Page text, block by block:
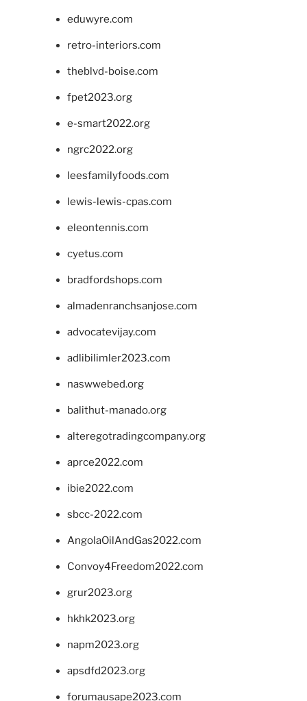
eduwyre.com
retro-interiors.com
theblvd-boise.com
fpet2023.org
e-smart2022.org
ngrc2022.org
leesfamilyfoods.com
lewis-lewis-cpas.com
eleontennis.com
cyetus.com
bradfordshops.com
almadenranchsanjose.com
advocatevijay.com
adlibilimler2023.com
naswwebed.org
balithut-manado.org
alteregotradingcompany.org
aprce2022.com
ibie2022.com
sbcc-2022.com
AngolaOilAndGas2022.com
Convoy4Freedom2022.com
grur2023.org
hkhk2023.org
napm2023.org
apsdfd2023.org
forumausape2023.com